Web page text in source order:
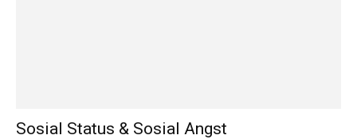
Sosial Status & Sosial Angst